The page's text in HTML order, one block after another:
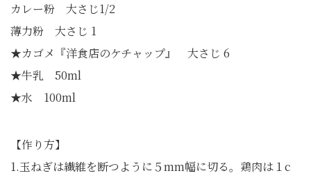
カレー粉 大さじ1/2
薄力粉 大さじ 1
★カゴメ『洋食店のケチャップ』 大さじ 6
★牛乳 50ml
★水 100ml
【作り方】
1.玉ねぎは繊維を断つように５mm幅に切る。鶏肉は１c